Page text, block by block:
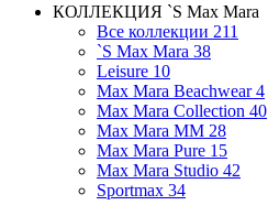
КОЛЛЕКЦИЯ `S Max Mara
Все коллекции 211
`S Max Mara 38
Leisure 10
Max Mara Beachwear 4
Max Mara Collection 40
Max Mara MM 28
Max Mara Pure 15
Max Mara Studio 42
Sportmax 34